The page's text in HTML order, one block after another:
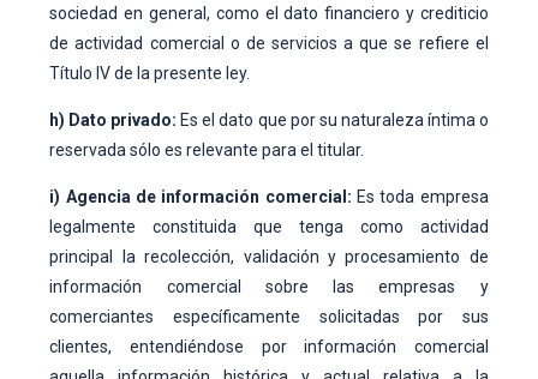
sociedad en general, como el dato financiero y crediticio
de actividad comercial o de servicios a que se refiere el
Título IV de la presente ley.
h) Dato privado: Es el dato que por su naturaleza íntima o
reservada sólo es relevante para el titular.
i) Agencia de información comercial: Es toda empresa
legalmente constituida que tenga como actividad
principal la recolección, validación y procesamiento de
información comercial sobre las empresas y
comerciantes específicamente solicitadas por sus
clientes, entendiéndose por información comercial